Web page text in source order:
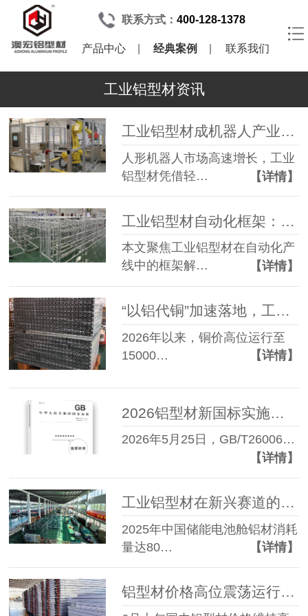
联系方式： 400-128-1378
产品中心 经典案例 联系我们
工业铝型材资讯
工业铝型材成机器人产业“骨骼”主材
人形机器人市场高速增长，工业
铝型材凭借轻…
【详情】
本文聚焦工业铝型材在自动化产
线中的框架解…
【详情】
“以铝代铜”加速落地，工业铝型材迎来新增长空间
2026年以来，铜价高位运行至
15000…
【详情】
2026年5月25日，GB/T26006…
【详情】
工业铝型材在新兴赛道的三个切面
2025年中国储能电池舱铝材消耗
量达80…
【详情】
铝型材价格高位震荡运行，出口与成本双重支撑